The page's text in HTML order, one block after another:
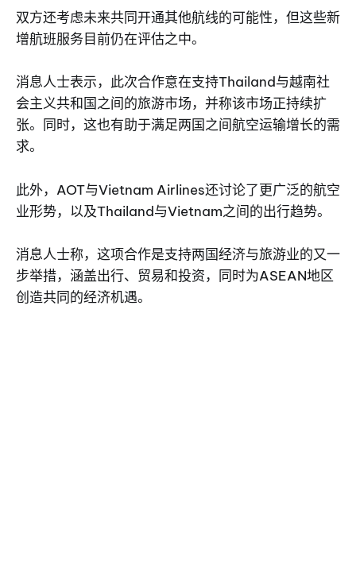
双方还考虑未来共同开通其他航线的可能性，但这些新
增航班服务目前仍在评估之中。
消息人士表示，此次合作意在支持Thailand与越南社
会主义共和国之间的旅游市场，并称该市场正持续扩
张。同时，这也有助于满足两国之间航空运输增长的需
求。
此外，AOT与Vietnam Airlines还讨论了更广泛的航空
业形势，以及Thailand与Vietnam之间的出行趋势。
消息人士称，这项合作是支持两国经济与旅游业的又一
步举措，涵盖出行、贸易和投资，同时为ASEAN地区
创造共同的经济机遇。